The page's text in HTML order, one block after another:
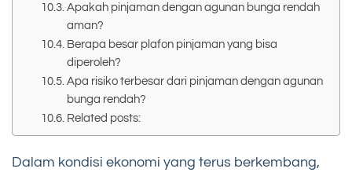
Apakah pinjaman dengan agunan bunga rendah
aman?
Berapa besar plafon pinjaman yang bisa
diperoleh?
Apa risiko terbesar dari pinjaman dengan agunan
bunga rendah?
Related posts:
Dalam kondisi ekonomi yang terus berkembang,